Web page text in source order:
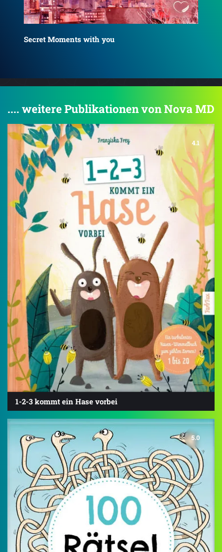
The Academy of French & Raven
.... weitere Publikationen von Nova MD
4.1
1-2-3 kommt ein Hase vorbei
5.0